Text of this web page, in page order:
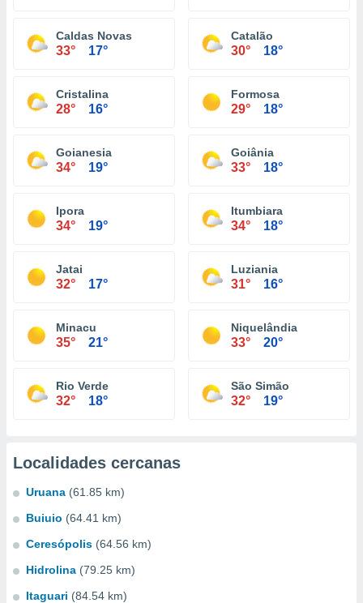
Caldas Novas
33° 17°
Catalão
30° 18°
Cristalina
28° 16°
Formosa
29° 18°
Goianesia
34° 19°
Goiânia
33° 18°
Ipora
34° 19°
Itumbiara
34° 18°
Jatai
32° 17°
Luziania
31° 16°
Minacu
35° 21°
Niquelândia
33° 20°
Rio Verde
32° 18°
São Simão
32° 19°
Localidades cercanas
Uruana (61.85 km)
Buiuio (64.41 km)
Ceresópolis (64.56 km)
Hidrolina (79.25 km)
Itaguari (84.54 km)